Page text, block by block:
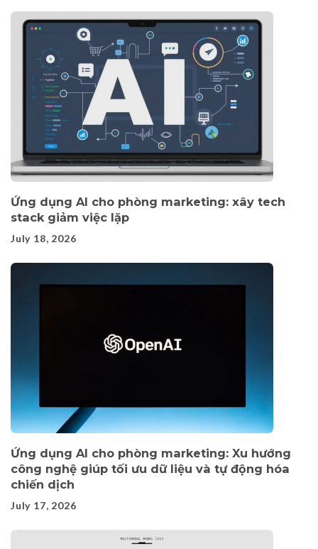
Ứng dụng AI cho phòng marketing: xây tech
stack giảm việc lặp
July 18, 2026
Ứng dụng AI cho phòng marketing: Xu hướng
công nghệ giúp tối ưu dữ liệu và tự động hóa
chiến dịch
July 17, 2026